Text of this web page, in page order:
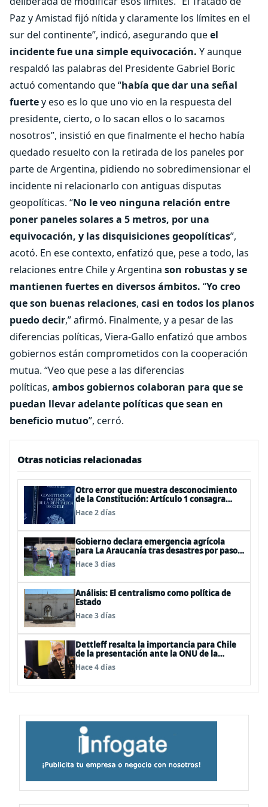
Paz y Amistad fijó nítida y claramente los límites en el
sur del continente”, indicó, asegurando queel
incidente fue una simple equivocación. Y aunque
respaldó las palabras del Presidente Gabriel Boric
actuó comentando que “había que dar una señal
fuertey eso es lo que uno vio en la respuesta del
presidente, cierto, o lo sacan ellos o lo sacamos
nosotros”, insistió en que finalmente el hecho había
quedado resuelto con la retirada de los paneles por
parte de Argentina, pidiendo no sobredimensionar el
incidente ni relacionarlo con antiguas disputas
geopolíticas. “No le veo ninguna relación entre
poner paneles solares a 5 metros, por una
equivocación, y las disquisiciones geopolíticas”,
acotó. En ese contexto, enfatizó que, pese a todo, las
relaciones entre Chile y Argentina son robustas y se
mantienen fuertes en diversos ámbitos. “Yo creo
que son buenas relaciones, casi en todos los planos
puedo decir,” afirmó. Finalmente, y a pesar de las
diferencias políticas, Viera-Gallo enfatizó que ambos
gobiernos están comprometidos con la cooperación
mutua. “Veo que pese a las diferencias
políticas, ambos gobiernos colaboran para que se
puedan llevar adelante políticas que sean en
beneficio mutuo”, cerró.
Otras noticias relacionadas
Otro error que muestra desconocimiento
de la Constitución: Artículo 1 consagra
resguardar la seguridad nacional y
proteger a los ciudadanos
Hace 2 días
Gobierno declara emergencia agrícola
para La Araucanía tras desastres por pasos
de sistemas frontales
Hace 3 días
Análisis: El centralismo como política de
Estado
Hace 3 días
Dettleff resalta la importancia para Chile
de la presentación ante la ONU de la
Plataforma Continental Extendida del
Archipiélago Juan Fernández
Hace 4 días